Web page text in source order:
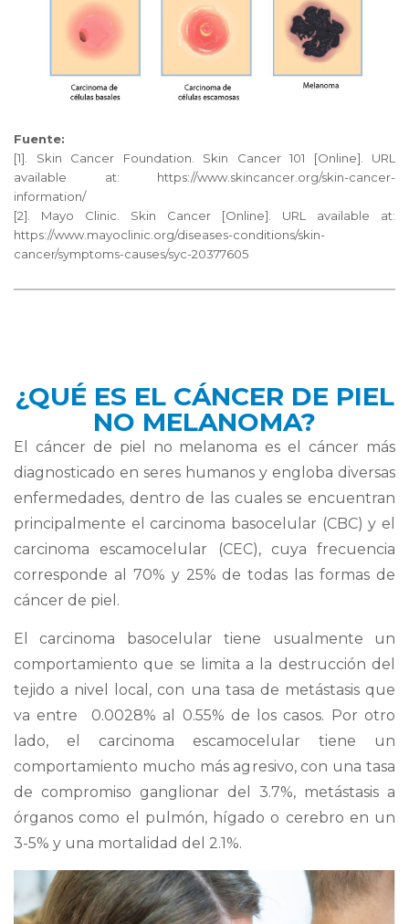
Fuente:
[1]. Skin Cancer Foundation. Skin Cancer 101 [Online]. URL
available at: https://www.skincancer.org/skin-cancer-
information/
[2]. Mayo Clinic. Skin Cancer [Online]. URL available at:
https://www.mayoclinic.org/diseases-conditions/skin-
cancer/symptoms-causes/syc-20377605
¿QUÉ ES EL CÁNCER DE PIEL
NO MELANOMA?
El cáncer de piel no melanoma es el cáncer más
diagnosticado en seres humanos y engloba diversas
enfermedades, dentro de las cuales se encuentran
principalmente el carcinoma basocelular (CBC) y el
carcinoma escamocelular (CEC), cuya frecuencia
corresponde al 70% y 25% de todas las formas de
cáncer de piel.
El carcinoma basocelular tiene usualmente un
comportamiento que se limita a la destrucción del
tejido a nivel local, con una tasa de metástasis que
va entre 0.0028% al 0.55% de los casos. Por otro
lado, el carcinoma escamocelular tiene un
comportamiento mucho más agresivo, con una tasa
de compromiso ganglionar del 3.7%, metástasis a
órganos como el pulmón, hígado o cerebro en un
3-5% y una mortalidad del 2.1%.